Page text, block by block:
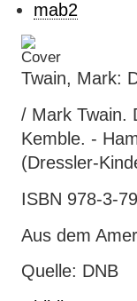
mab2
Twain, Mark:
/ Mark Twain.
Kemble. -
(Dressler-
ISBN 978-3-
Aus dem
Quelle: DNB